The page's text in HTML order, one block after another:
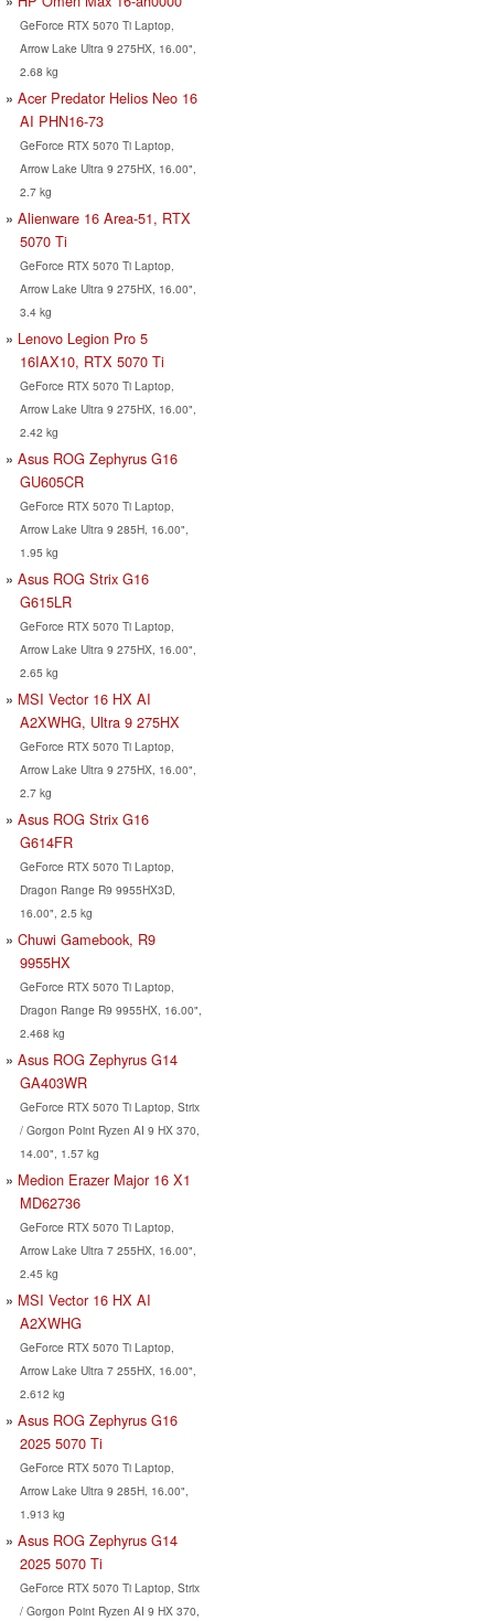
GeForce RTX 5070 Ti Laptop,
Arrow Lake Ultra 9 275HX, 16.00",
2.68 kg
Acer Predator Helios Neo 16
AI PHN16-73
GeForce RTX 5070 Ti Laptop,
Arrow Lake Ultra 9 275HX, 16.00",
2.7 kg
Alienware 16 Area-51, RTX
5070 Ti
GeForce RTX 5070 Ti Laptop,
Arrow Lake Ultra 9 275HX, 16.00",
3.4 kg
Lenovo Legion Pro 5
16IAX10, RTX 5070 Ti
GeForce RTX 5070 Ti Laptop,
Arrow Lake Ultra 9 275HX, 16.00",
2.42 kg
Asus ROG Zephyrus G16
GU605CR
GeForce RTX 5070 Ti Laptop,
Arrow Lake Ultra 9 285H, 16.00",
1.95 kg
Asus ROG Strix G16
G615LR
GeForce RTX 5070 Ti Laptop,
Arrow Lake Ultra 9 275HX, 16.00",
2.65 kg
MSI Vector 16 HX AI
A2XWHG, Ultra 9 275HX
GeForce RTX 5070 Ti Laptop,
Arrow Lake Ultra 9 275HX, 16.00",
2.7 kg
Asus ROG Strix G16
G614FR
GeForce RTX 5070 Ti Laptop,
Dragon Range R9 9955HX3D,
16.00", 2.5 kg
Chuwi Gamebook, R9
9955HX
GeForce RTX 5070 Ti Laptop,
Dragon Range R9 9955HX, 16.00",
2.468 kg
Asus ROG Zephyrus G14
GA403WR
GeForce RTX 5070 Ti Laptop, Strix
/ Gorgon Point Ryzen AI 9 HX 370,
14.00", 1.57 kg
Medion Erazer Major 16 X1
MD62736
GeForce RTX 5070 Ti Laptop,
Arrow Lake Ultra 7 255HX, 16.00",
2.45 kg
MSI Vector 16 HX AI
A2XWHG
GeForce RTX 5070 Ti Laptop,
Arrow Lake Ultra 7 255HX, 16.00",
2.612 kg
Asus ROG Zephyrus G16
2025 5070 Ti
GeForce RTX 5070 Ti Laptop,
Arrow Lake Ultra 9 285H, 16.00",
1.913 kg
Asus ROG Zephyrus G14
2025 5070 Ti
GeForce RTX 5070 Ti Laptop, Strix
/ Gorgon Point Ryzen AI 9 HX 370,